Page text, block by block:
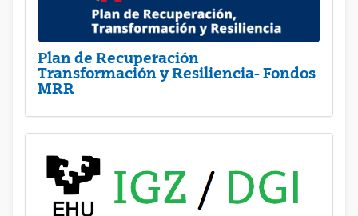
Plan de Recuperación
Transformación y Resiliencia- Fondos
MRR